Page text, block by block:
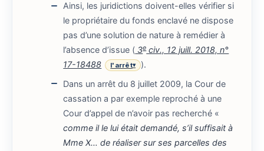
Ainsi, les juridictions doivent-elles vérifier si
le propriétaire du fonds enclavé ne dispose
pas d’une solution de nature à remédier à
l’absence d’issue ( 3eciv., 12 juill. 2018, n°
17-18488
l'arrêt▾
).
Dans un arrêt du 8 juillet 2009, la Cour de
cassation a par exemple reproché à une
Cour d’appel de n’avoir pas recherché «
comme il le lui était demandé, s’il suffisait à
Mme X… de réaliser sur ses parcelles des